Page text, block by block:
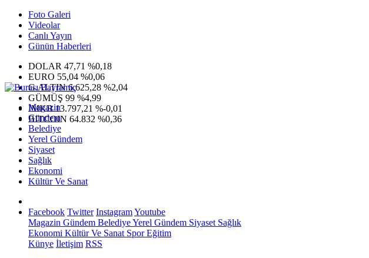
Foto Galeri
Videolar
Canlı Yayın
Günün Haberleri
DOLAR 47,71 %0,18
EURO 55,04 %0,06
G.ALTIN6.625,28 %2,04
GÜMÜŞ 99 %4,99
IMKB13.797,21 %-0,01
BITCOIN 64.832 %0,36
Magazin
Gündem
Belediye
Yerel Gündem
Siyaset
Sağlık
Ekonomi
Kültür Ve Sanat
Facebook Twitter InstagramYoutube
Magazin Gündem BelediyeYerel Gündem Siyaset Sağlık
Ekonomi Kültür Ve Sanat SporEğitim
Künye İletişim RSS